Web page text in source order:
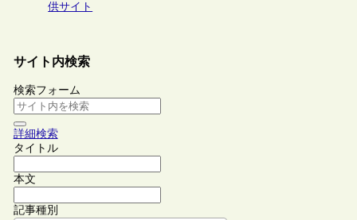
供サイト
サイト内検索
検索フォーム
詳細検索
タイトル
本文
記事種別